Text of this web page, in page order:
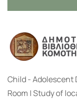
Child - Adolescent
Room | Study of